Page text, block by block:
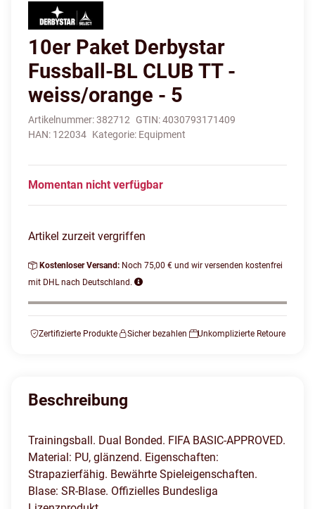
10er Paket Derbystar
Fussball-BL CLUB TT -
weiss/orange - 5
Artikelnummer:382712 GTIN:4030793171409
HAN: 122034 Kategorie: Equipment
Momentan nicht verfügbar
Artikel zurzeit vergriffen
Kostenloser Versand: Noch 75,00 € und wir versenden kostenfrei
mit DHL nach Deutschland.
Zertifizierte Produkte Sicher bezahlen Unkomplizierte Retoure
Beschreibung
Trainingsball. Dual Bonded. FIFA BASIC-APPROVED.
Material: PU, glänzend. Eigenschaften:
Strapazierfähig. Bewährte Spieleigenschaften.
Blase: SR-Blase. Offizielles Bundesliga